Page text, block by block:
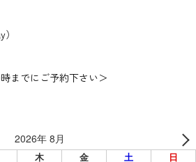
までにご予約下さい＞
2026年 8月
木 金 土 日